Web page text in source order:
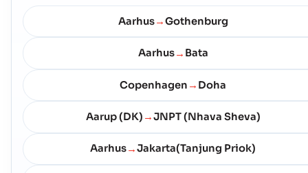
รหัสไปรษณีย์ :
รหัสพอร์ต :
Roenne
ท าเร อ
ที่อยู่ :
Roenne (DKRNN), Denmark, Europe
รหัสไปรษณีย์ :-
DKRNN
Aarhus→Gothenburg
Aarhus→ Bata
Copenhagen → Doha
Aarup (DK) →JNPT (Nhava Sheva)
Aarhus→Jakarta(Tanjung Priok)